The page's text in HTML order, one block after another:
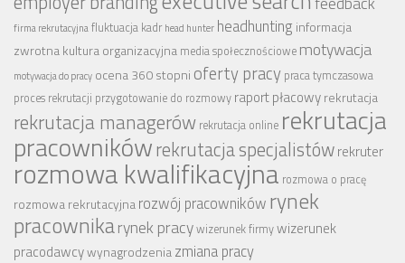
firma rekrutacyjnafluktuacja kadr head hunter headhunting informacja
zwrotnakultura organizacyjna media społecznościowe motywacja
motywacja do pracy ocena 360 stopni oferty pracy praca tymczasowa
proces rekrutacji przygotowanie do rozmowy raport płacowyrekrutacja
rekrutacja managerów rekrutacja online rekrutacja
pracownikówrekrutacja specjalistówrekruter
rozmowa kwalifikacyjna rozmowa o pracę
rozmowa rekrutacyjnarozwój pracowników rynek
pracownikarynek pracywizerunek firmywizerunek
pracodawcywynagrodzeniazmiana pracy